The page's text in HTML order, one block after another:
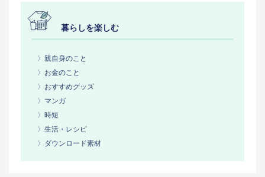
暮らしを楽しむ
〉親自身のこと
〉お金のこと
〉おすすめグッズ
〉マンガ
〉時短
〉生活・レシピ
〉ダウンロード素材